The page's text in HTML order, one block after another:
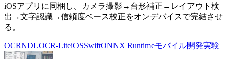
iOSアプリに同梱し、カメラ撮影→台形補正→レイアウト検
出→文字認識→信頼度ベース校正をオンデバイスで完結させ
る。
OCRNDLOCR-LiteiOSSwiftONNX Runtimeモバイル開発実験